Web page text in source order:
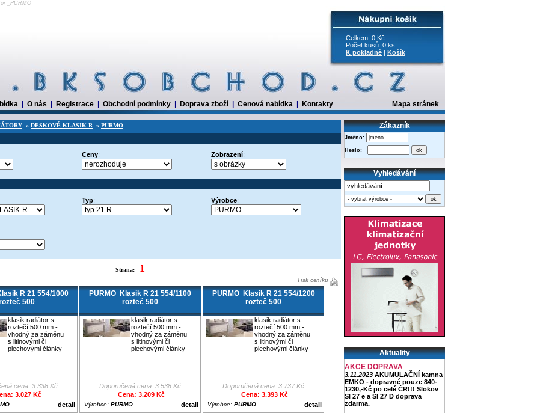
_PURMO
Celkem: 0 Kč
Počet kusů: 0 ks
K pokladně | Košík
O nás Registrace Obchodní podmínky Doprava zboží Cenová nabídka Kontakty Mapa stránek
» DESKOVÉ KLASIK-R » PURMO
Ceny: Zobrazení:
Typ: Výrobce:
Strana: 1
Tisk ceníku
R 21 554/1000
500
klasik radiátor s
roztečí 500 mm -
vhodný za záměnu
s litinovými či
plechovými články
cena: 3.338 Kč
3.027 Kč
detail
PURMO Klasik R 21 554/1100
rozteč 500
klasik radiátor s
roztečí 500 mm -
vhodný za záměnu
s litinovými či
plechovými články
Doporučená cena: 3.538 Kč
Cena: 3.209 Kč
detail
Výrobce: PURMO
PURMO Klasik R 21 554/1200
rozteč 500
klasik radiátor s
roztečí 500 mm -
vhodný za záměnu
s litinovými či
plechovými články
Doporučená cena: 3.737 Kč
Cena: 3.393 Kč
detail
Výrobce: PURMO
Zákazník
Jméno:
Heslo:
Vyhledávání
Aktuality
AKCE DOPRAVA
3.11.2023 AKUMULAČNÍ kamna
EMKO - dopravné pouze 840-
1230,-Kč po celé ČR!!! Slokov
Sl 27 e a Sl 27 D doprava
zdarma.